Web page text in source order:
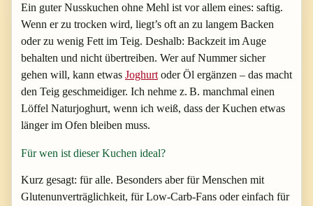
Ein guter Nusskuchen ohne Mehl ist vor allem eines: saftig.
Wenn er zu trocken wird, liegt’s oft an zu langem Backen
oder zu wenig Fett im Teig. Deshalb: Backzeit im Auge
behalten und nicht übertreiben. Wer auf Nummer sicher
gehen will, kann etwas Joghurt oder Öl ergänzen – das macht
den Teig geschmeidiger. Ich nehme z. B. manchmal einen
Löffel Naturjoghurt, wenn ich weiß, dass der Kuchen etwas
länger im Ofen bleiben muss.
Für wen ist dieser Kuchen ideal?
Kurz gesagt: für alle. Besonders aber für Menschen mit
Glutenunverträglichkeit, für Low-Carb-Fans oder einfach für